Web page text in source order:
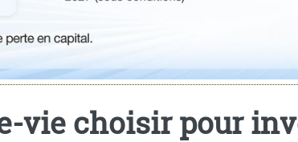
vie choisir pour